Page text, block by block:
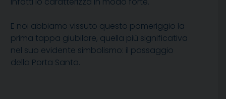
E noi abbiamo vissuto questo pomeriggio la
prima tappa giubilare, quella più significativa
nel suo evidente simbolismo: il passaggio
della Porta Santa.